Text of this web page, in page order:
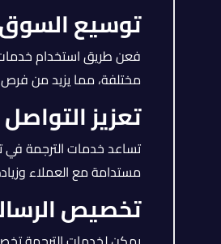
توسيع
فعن طريق استخدام
مختلفة، مما يزيد من فرص
تعزيز التواصل
تساعد خدمات الترجمة في
مستدامة مع العملاء
تخصيص